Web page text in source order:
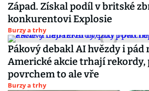
Západ. Získal podíl v britské
konkurentovi Explosie
Burzy a trhy
Pákový debakl AI hvězdy i pád
Americké akcie trhají rekordy,
povrchem to ale vře
Burzy a trhy